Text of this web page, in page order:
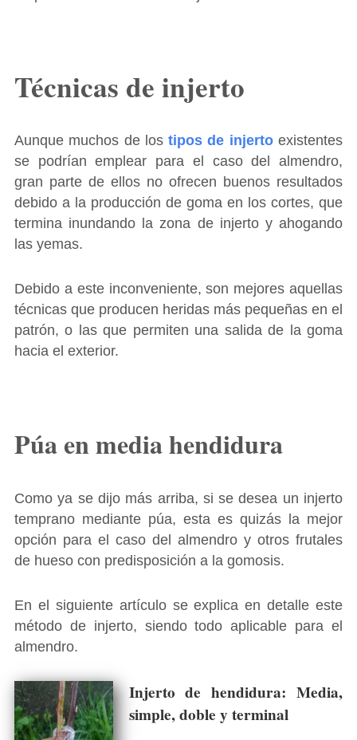
Técnicas de injerto
Aunque muchos de lostipos de injertoexistentes
se podrían emplear para el caso del almendro,
gran parte de ellos no ofrecen buenos resultados
debido a la producción de goma en los cortes, que
termina inundando la zona de injerto y ahogando
las yemas.
Debido a este inconveniente, son mejores aquellas
técnicas que producen heridas más pequeñas en el
patrón, o las que permiten una salida de la goma
hacia el exterior.
Púa en media hendidura
Como ya se dijo más arriba, si se desea un injerto
temprano mediante púa, esta es quizás la mejor
opción para el caso del almendro y otros frutales
de hueso con predisposición a la gomosis.
En el siguiente artículo se explica en detalle este
método de injerto, siendo todo aplicable para el
almendro.
Injerto de hendidura: Media,
simple, doble y terminal